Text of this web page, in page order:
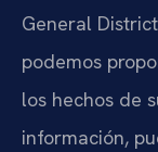
General
podemos
los hechos de
información,